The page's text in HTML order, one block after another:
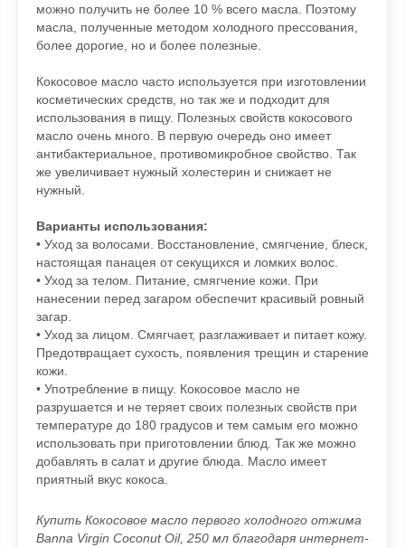
можно получить не более 10 % всего масла. Поэтому
масла, полученные методом холодного прессования,
более дорогие, но и более полезные.
Кокосовое масло часто используется при изготовлении
косметических средств, но так же и подходит для
использования в пищу. Полезных свойств кокосового
масло очень много. В первую очередь оно имеет
антибактериальное, противомикробное свойство. Так
же увеличивает нужный холестерин и снижает не
нужный.
Варианты использования:
• Уход за волосами. Восстановление, смягчение, блеск,
настоящая панацея от секущихся и ломких волос.
• Уход за телом. Питание, смягчение кожи. При
нанесении перед загаром обеспечит красивый ровный
загар.
• Уход за лицом. Смягчает, разглаживает и питает кожу.
Предотвращает сухость, появления трещин и старение
кожи.
• Употребление в пищу. Кокосовое масло не
разрушается и не теряет своих полезных свойств при
температуре до 180 градусов и тем самым его можно
использовать при приготовлении блюд. Так же можно
добавлять в салат и другие блюда. Масло имеет
приятный вкус кокоса.
Купить Кокосовое масло первого холодного отжима
Banna Virgin Coconut Oil, 250 мл благодаря интернет-